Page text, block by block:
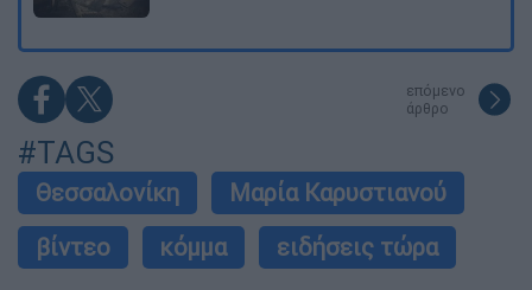
επόμενο
άρθρο
#TAGS
Θεσσαλονίκη
Μαρία Καρυστιανού
βίντεο
κόμμα ειδήσεις τώρα